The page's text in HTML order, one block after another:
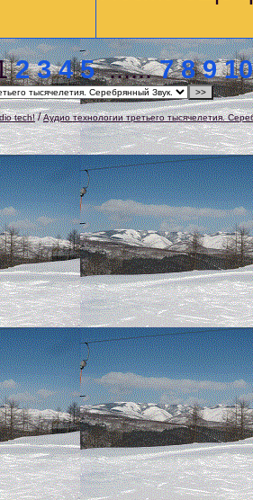
2 3 4 5......7 8 9 10
tech!/Аудио технологии третьего тысячелетия.